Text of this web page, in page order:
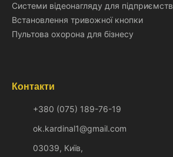
Системи відеонагляду для підприємств
Встановлення тривожної кнопки
Пультова охорона для бізнесу
Контакти
+380 (075) 189-76-19
ok.kardinal1@gmail.com
03039, Київ,